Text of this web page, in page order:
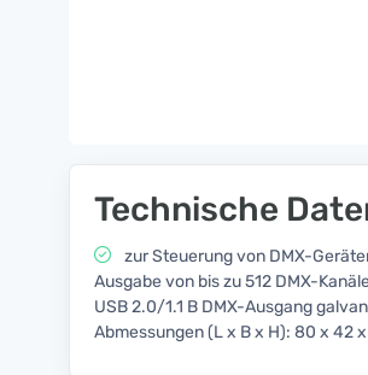
Technische
zur Steuerung von DMX-
Ausgabe von bis zu 512 DMX-
USB 2.0/1.1 B DMX-Ausgang
Abmessungen (L x B x H): 80 x 42